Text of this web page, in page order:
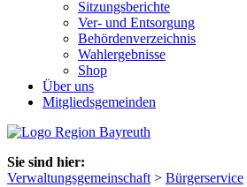
Sitzungsberichte
Ver- und Entsorgung
Behördenverzeichnis
Wahlergebnisse
Shop
Über uns
Mitgliedsgemeinden
Sie sind hier:
Verwaltungsgemeinschaft > Bürgerservice